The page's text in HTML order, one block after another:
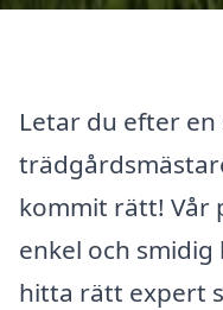
Letar du efter en
kommit rätt! Vår
enkel och
hitta rätt expert